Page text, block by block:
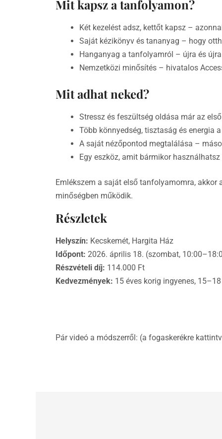
Mit kapsz a tanfolyamon?
Két kezelést adsz, kettőt kapsz –
Saját kézikönyv és tananyag – hogy
Hanganyag a tanfolyamról – újra és
Nemzetközi minősítés – hivatalos
Mit adhat neked?
Stressz és feszültség oldása már az
Több könnyedség, tisztaság és energia
A saját nézőpontod megtalálása –
Egy eszköz, amit bármikor
Emlékszem a saját első tanfolyamomra, akkor
minőségben működik.
Részletek
Helyszín: Kecskemét, Hargita Ház
Időpont: 2026. április 18. (szombat,
Részvételi díj: 114.000 Ft
Kedvezmények: 15 éves korig ingyenes,
Pár videó a módszerről: (a fogaskerékre